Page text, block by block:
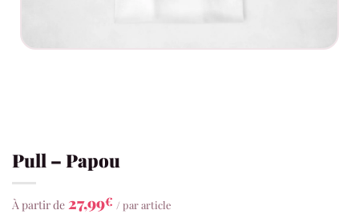
Pull – Papou
À partir de 27,99€ / par article